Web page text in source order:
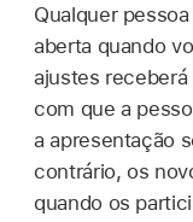
Acesse o
Em uma
em
na
“Gerenciar
toque em
Siga uma
Acesse o
Em uma
em
na
“Gerenciar
Toque em
Qualquer
aberta quando
ajustes
com que a
a apresentação
contrário, os
quando os